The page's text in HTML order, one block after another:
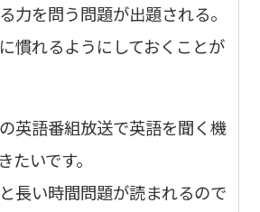
力を問う問題が出題される。
慣れるようにしておくことが
英語番組放送で英語を聞く機
たいです。
長い時間問題が読まれるので